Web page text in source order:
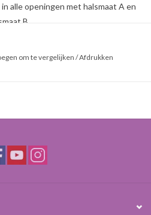
alle openingen met halsmaat A en
B.
om te vergelijken /Afdrukken